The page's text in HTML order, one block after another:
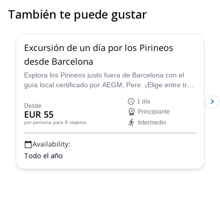
También te puede gustar
Excursión de un día por los Pirineos
desde Barcelona
Explora los Pirineos justo fuera de Barcelona con el
guía local certificado por AEGM, Pere. ¡Elige entre tres
Desde
EUR 55
por persona para 8 viajeros
1 día
Principiante
Intermedio
Availability:
Todo el año